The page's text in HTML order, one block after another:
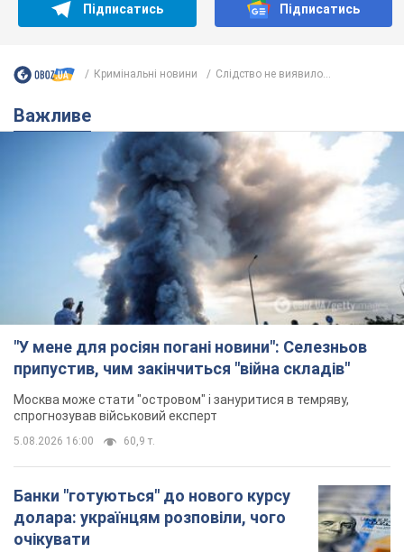
Підписатись Підписатись
Кримінальні новини Слідство не виявило...
Важливе
"У мене для росіян погані новини": Селезньов
припустив, чим закінчиться "війна складів"
Москва може стати "островом" і зануритися в темряву,
спрогнозував військовий експерт
5.08.2026 16:00 60,9 т.
Банки "готуються" до нового курсу
долара: українцям розповіли, чого
очікувати